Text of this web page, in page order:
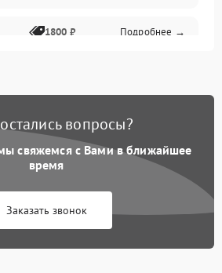
1800 ₽ Подробнее →
1800 ₽ Подробнее →
2000 ₽ Подробнее →
вопросы?
мы свяжемся с Вами в ближайшее
время
Заказать звонок